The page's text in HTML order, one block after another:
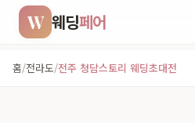
W 웨딩페어
홈/전라도/전주 청담스토리 웨딩초대전